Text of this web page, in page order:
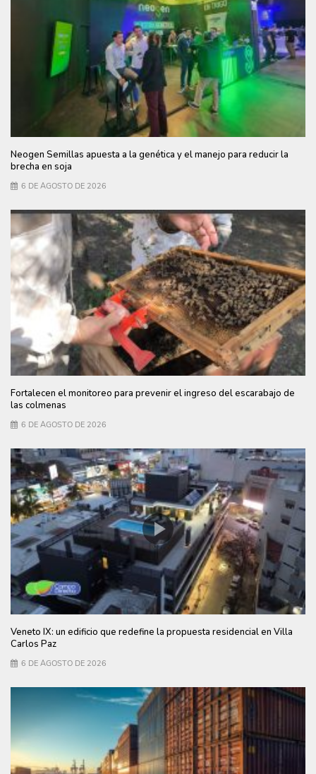
Neogen Semillas apuesta a la genética y el manejo para reducir la
brecha en soja
6 DE AGOSTO DE 2026
Fortalecen el monitoreo para prevenir el ingreso del escarabajo de
las colmenas
6 DE AGOSTO DE 2026
Veneto IX: un edificio que redefine la propuesta residencial en Villa
Carlos Paz
6 DE AGOSTO DE 2026